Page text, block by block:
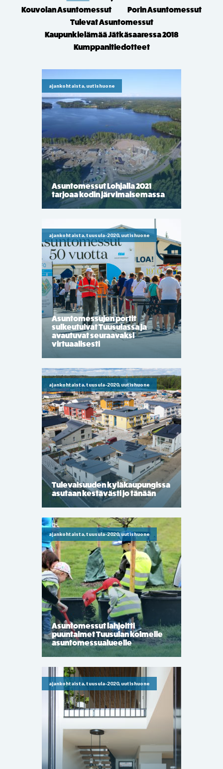
Kouvolan Asuntomessut
Porin Asuntomessut
Tulevat Asuntomessut
Kaupunkielämää Jätkäsaaressa 2018
Kumppanitiedotteet
ajankohtaista, uutishuone
Asuntomessut Lohjalla 2021
tarjoaa kodin järvimaisemassa
ajankohtaista, tuusula-2020, uutishuone
Asuntomessujen portit
sulkeutuivat Tuusulassa ja
avautuvat seuraavaksi
virtuaalisesti
ajankohtaista, tuusula-2020, uutishuone
Tulevaisuuden kyläkaupungissa
asutaan kestävästi jo tänään
ajankohtaista, tuusula-2020, uutishuone
Asuntomessut lahjoitti
puuntaimet Tuusulan kolmelle
asuntomessualueelle
ajankohtaista, tuusula-2020, uutishuone